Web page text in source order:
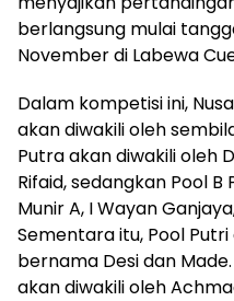
berlangsung mulai
November di Labewa
Dalam kompetisi ini,
akan diwakili oleh
Putra akan diwakili oleh
Rifaid, sedangkan Pool
Munir A, I Wayan
Sementara itu, Pool
bernama Desi dan
akan diwakili oleh